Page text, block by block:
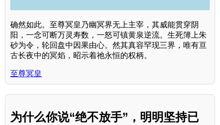
确然如此。至尊冥皇乃幽冥界无上主宰，其威能贯穿阴
阳，一念可断万灵寿数，一怒可镇黄泉逆流。生死簿上朱
砂为令，轮回盘中因果由心。然其真容罕现三界，唯有亘
古长夜中的冥焰，昭示着祂永恒的权柄。
至尊冥皇
为什么你说“绝不放手”，明明坚持已